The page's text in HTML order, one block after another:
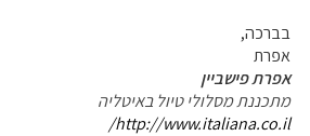
בברכה,
אפרת
אפרת פישביין
מתכננת מסלולי טיול באיטליה
http://www.italiana.co.il/